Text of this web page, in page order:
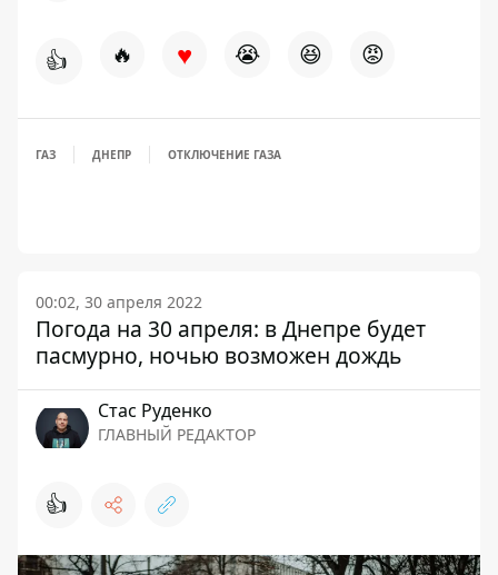
👍 🔥 ♥ 😭 😆 😡
ГАЗ ДНЕПР ОТКЛЮЧЕНИЕ ГАЗА
00:02, 30 апреля 2022
Погода на 30 апреля: в Днепре будет
пасмурно, ночью возможен дождь
Стаc Руденко
ГЛАВНЫЙ РЕДАКТОР
👍